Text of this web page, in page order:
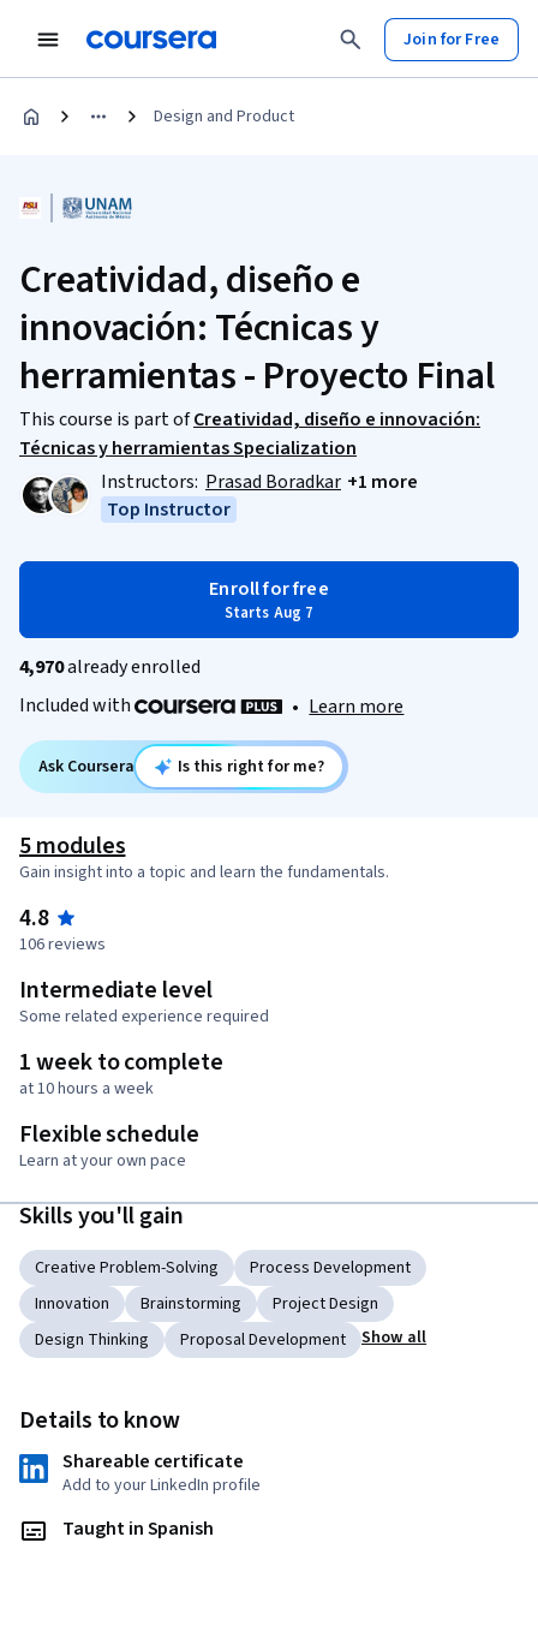
Join for Free
Design and Product
Creatividad, diseño e
innovación: Técnicas y
herramientas - Proyecto Final
This course is part ofCreatividad, diseño e innovación:
Técnicas y herramientas Specialization
Instructors: Prasad Boradkar +1 more
Top Instructor
Enroll for free
Starts Aug 7
4,970already enrolled
Included with
• Learn more
Ask Coursera Is this right for me?
5 modules
Gain insight into a topic and learn the fundamentals.
4.8
106 reviews
Intermediate level
Some related experience required
1 week to complete
at 10 hours a week
Flexible schedule
Learn at your own pace
Skills you'll gain
Creative Problem-Solving
Process Development
Innovation
Brainstorming
Project Design
Design Thinking
Proposal Development Show all
Details to know
Shareable certificate
Add to your LinkedIn profile
Taught in Spanish